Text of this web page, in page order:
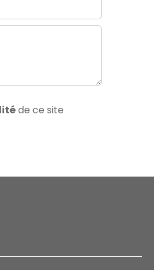
de ce site